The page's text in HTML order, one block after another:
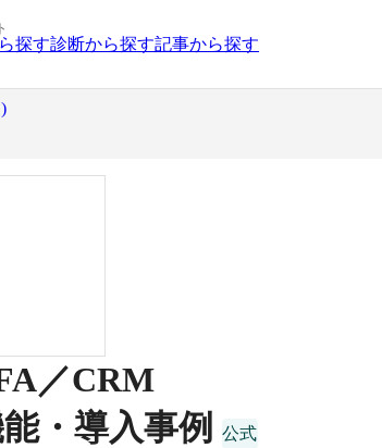
探す診断から探す記事から探す
／CRM
・導入事例